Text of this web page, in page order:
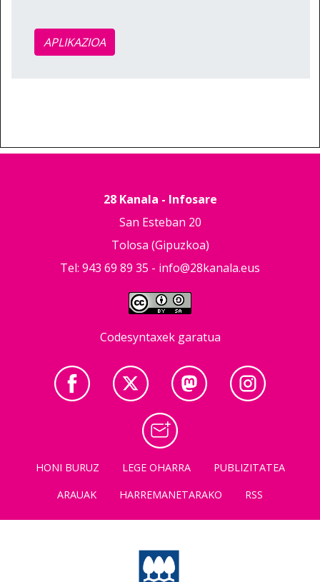
APLIKAZIOA
28 Kanala - Infosare
San Esteban 20
Tolosa (Gipuzkoa)
Tel: 943 69 89 35 - info@28kanala.eus
Codesyntaxek garatua
HONI BURUZ LEGE OHARRA
PUBLIZITATEA
ARAUAK
HARREMANETARAKO RSS